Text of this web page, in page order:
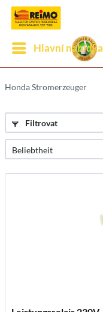
Hlavní nabídka
Honda Stromerzeuger
Filtrovat